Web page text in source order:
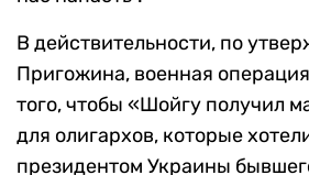
В действительности, по
Пригожина, военная
того, чтобы «Шойгу получил
для олигархов, которые
президентом Украины